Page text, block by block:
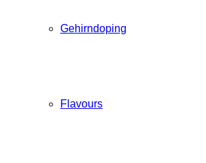
Gehirndoping
Flavours